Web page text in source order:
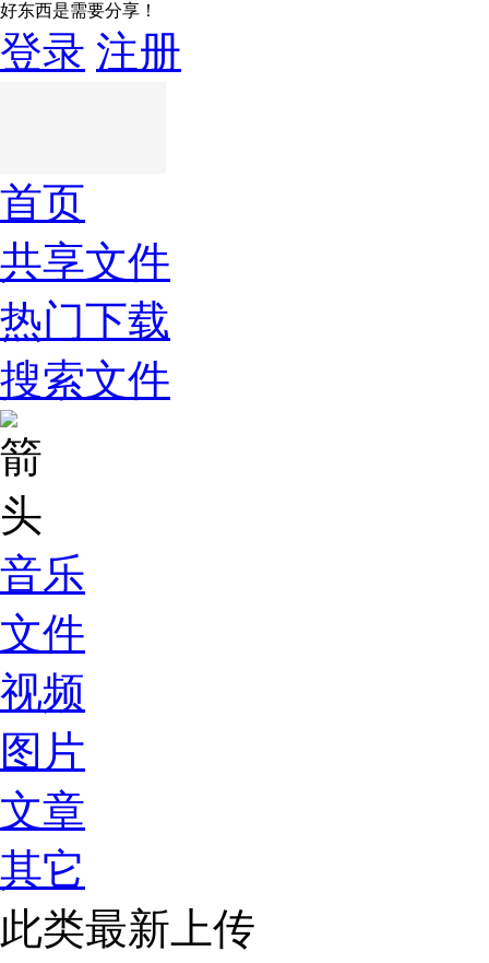
好东西是需要分享！
登录 注册
首页
共享文件
热门下载
搜索文件
音乐
文件
视频
图片
文章
其它
此类最新上传